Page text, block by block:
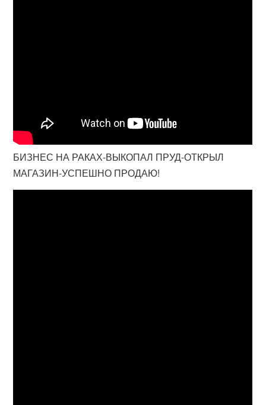
БИЗНЕС НА РАКАХ-ВЫКОПАЛ ПРУД-ОТКРЫЛ
МАГАЗИН-УСПЕШНО ПРОДАЮ!